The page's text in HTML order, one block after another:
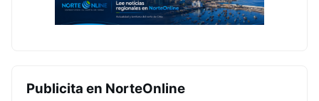
Publicita en NorteOnline